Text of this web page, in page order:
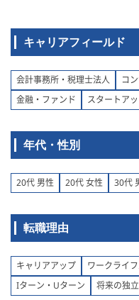
キャリアフィールド
会計事務所・税理士法人 コ
金融・ファンド
スタートア
年代・性別
20代 男性 20代 女性 30代
転職理由
キャリアアップ ワークライ
Iターン・Uターン
将来の独立